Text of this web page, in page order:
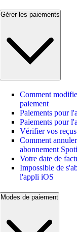
Gérer les paiements
Comment
paiement
Paiements pour
Paiements pour
Vérifier vos reçus
Comment
abonnement
Votre date de
Impossible de
l'appli iOS
Modes de paiement